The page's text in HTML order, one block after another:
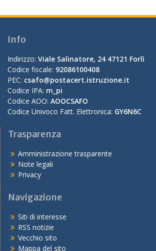
Info
Indirizzo: Viale Salinatore, 24 47121 Forlì
Codice fiscale: 92086100408
PEC: csafo@postacert.istruzione.it
Codice IPA: m_pi
Codice AOO: AOOCSAFO
Codice Univoco Fatt. Elettronica: GY6N6C
Trasparenza
Amministrazione trasparente
Note legali
Privacy
Navigazione
Siti di interesse
RSS notizie
Vecchio sito
Mappa del sito